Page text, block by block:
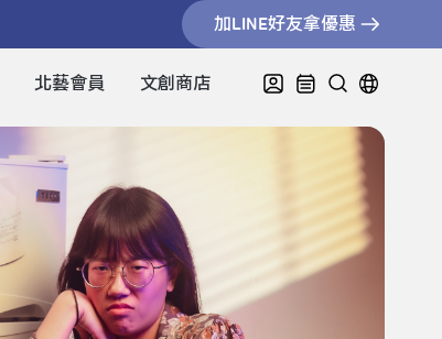
加LINE好友拿優惠
北藝會員 文創商店